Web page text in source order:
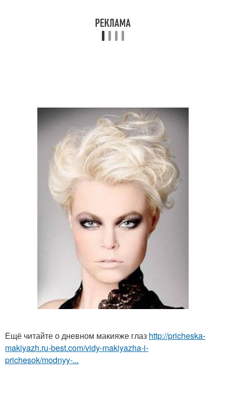
Ещё читайте о дневном макияже глаз http://pricheska-
makiyazh.ru-best.com/vidy-makiyazha-i-
prichesok/modnyy-...